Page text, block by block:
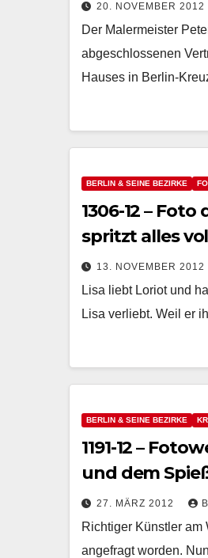
20. NOVEMBER 2012
Der Malermeister
abgeschlossenen
Hauses in Berlin-
BERLIN & SEINE BEZIRKE
1306-12 –
13. NOVEMBER 2012
Lisa liebt Loriot und
Lisa verliebt. Weil er
BERLIN & SEINE BEZIRKE
1191-12 –
und dem
27. MÄRZ 2012
Richtiger Künstler am
angefragt worden.